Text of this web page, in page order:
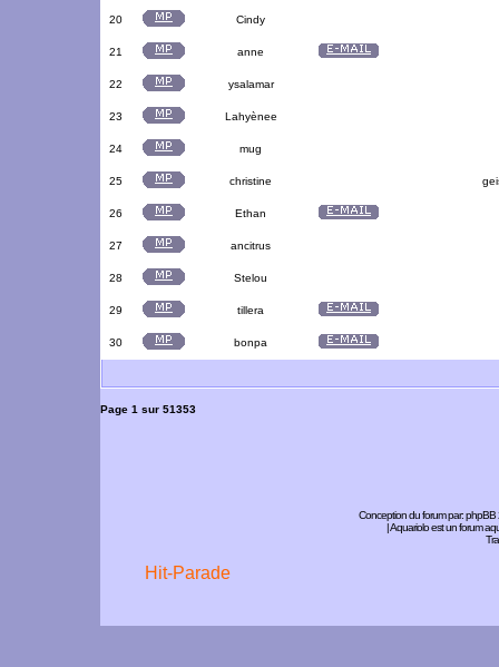
20 Cindy
21 anne
22 ysalamar
23 Lahyènee
24 mug
25 christine
26 Ethan
27 ancitrus
28 Stelou
29 tillera
30 bonpa
Page 1 sur 51353
Conception du forum par:phpBB
| Aquariolo est un forum